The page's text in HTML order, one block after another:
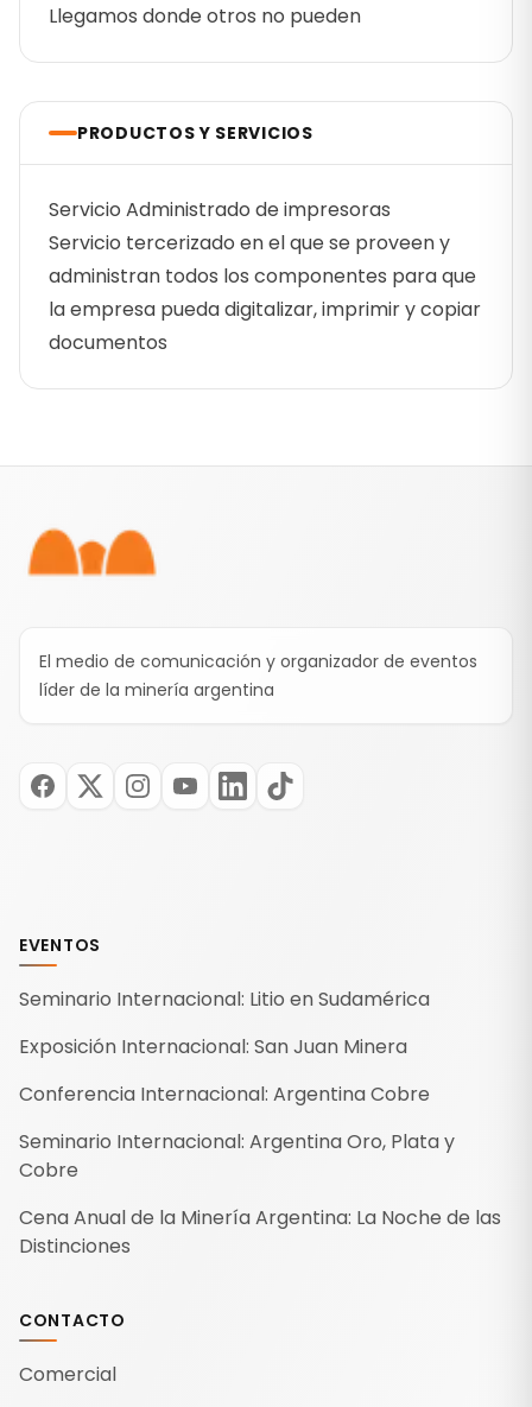
Llegamos donde otros no pueden
PRODUCTOS Y SERVICIOS
Servicio Administrado de impresoras
Servicio tercerizado en el que se proveen y
administran todos los componentes para que
la empresa pueda digitalizar, imprimir y copiar
documentos
El medio de comunicación y organizador de eventos
líder de la minería argentina
EVENTOS
Seminario Internacional: Litio en Sudamérica
Exposición Internacional: San Juan Minera
Conferencia Internacional: Argentina Cobre
Seminario Internacional: Argentina Oro, Plata y
Cobre
Cena Anual de la Minería Argentina: La Noche de las
Distinciones
CONTACTO
Comercial